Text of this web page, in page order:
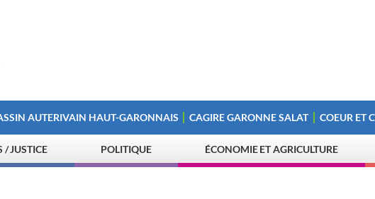
AUTERIVAIN HAUT-GARONNAIS CAGIRE GARONNE SALAT COEUR ET
/ JUSTICE POLITIQUE ÉCONOMIE ET AGRICULTURE